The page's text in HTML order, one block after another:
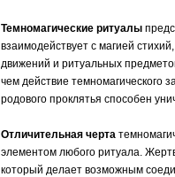
Темномагические ритуалы
взаимодействует с магией
движений и ритуальных
чем действие темномагического
родового проклятья способен
Отличительная черта
элементом любого ритуала.
который делает возможным